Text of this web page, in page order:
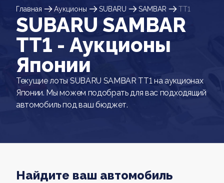
Главная Аукционы SUBARU SAMBAR TT1
SUBARU SAMBAR
TT1 - Аукционы
Японии
Текущие лоты SUBARU SAMBAR TT1 на аукционах
Японии. Мы можем подобрать для вас подходящий
автомобиль под ваш бюджет.
Найдите ваш автомобиль